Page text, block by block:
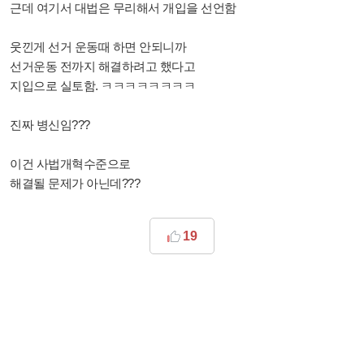
근데 여기서 대법은 무리해서 개입을 선언함
웃낀게 선거 운동때 하면 안되니까
선거운동 전까지 해결하려고 했다고
지입으로 실토함. ㅋㅋㅋㅋㅋㅋㅋㅋ
진짜 병신임???
이건 사법개혁수준으로
해결될 문제가 아닌데???
19